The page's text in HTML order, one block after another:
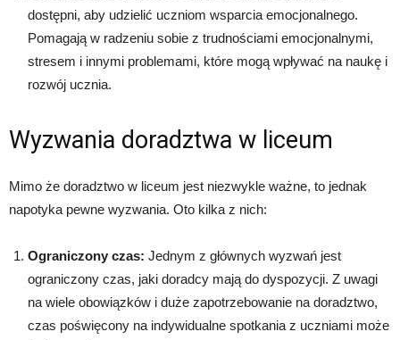
dostępni, aby udzielić uczniom wsparcia emocjonalnego.
Pomagają w radzeniu sobie z trudnościami emocjonalnymi,
stresem i innymi problemami, które mogą wpływać na naukę i
rozwój ucznia.
Wyzwania doradztwa w liceum
Mimo że doradztwo w liceum jest niezwykle ważne, to jednak
napotyka pewne wyzwania. Oto kilka z nich:
Ograniczony czas: Jednym z głównych wyzwań jest
ograniczony czas, jaki doradcy mają do dyspozycji. Z uwagi
na wiele obowiązków i duże zapotrzebowanie na doradztwo,
czas poświęcony na indywidualne spotkania z uczniami może